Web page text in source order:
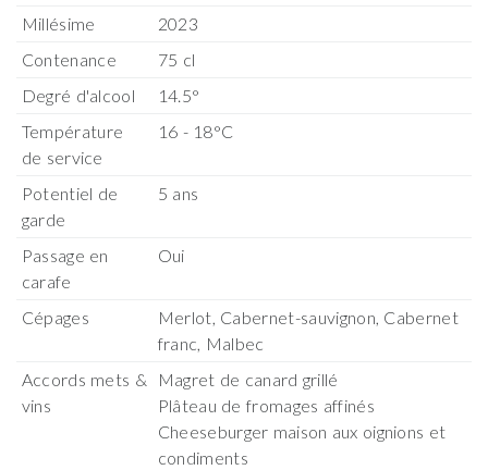
Millésime
2023
Contenance
75 cl
Degré d'alcool
14.5°
Température
de service
16 - 18°C
Potentiel de
garde
5 ans
Passage en
carafe
Oui
Cépages
Merlot, Cabernet-sauvignon, Cabernet
franc, Malbec
Accords mets &
vins
Magret de canard grillé
Plâteau de fromages affinés
Cheeseburger maison aux oignions et
condiments